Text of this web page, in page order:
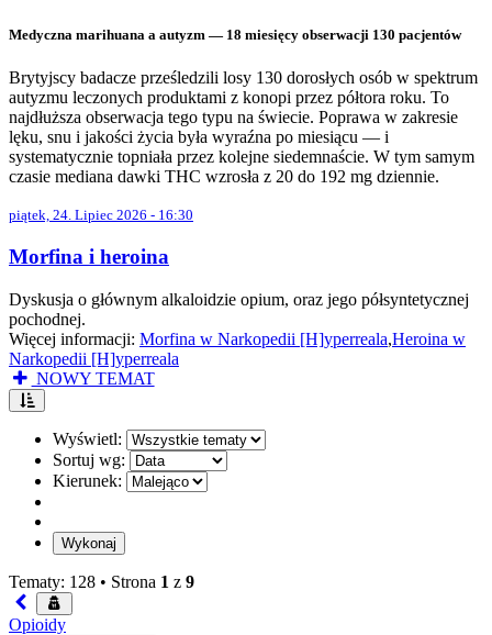
Medyczna marihuana a autyzm — 18 miesięcy obserwacji 130 pacjentów
Brytyjscy badacze prześledzili losy 130 dorosłych osób w spektrum
autyzmu leczonych produktami z konopi przez półtora roku. To
najdłuższa obserwacja tego typu na świecie. Poprawa w zakresie
lęku, snu i jakości życia była wyraźna po miesiącu — i
systematycznie topniała przez kolejne siedemnaście. W tym samym
czasie mediana dawki THC wzrosła z 20 do 192 mg dziennie.
piątek, 24. Lipiec 2026 - 16:30
Morfina i heroina
Dyskusja o głównym alkaloidzie opium, oraz jego półsyntetycznej
pochodnej.
Więcej informacji: Morfina w Narkopedii [H]yperreala,Heroina w
Narkopedii [H]yperreala
NOWY TEMAT
Wyświetl:
Sortuj wg:
Kierunek:
Tematy: 128 • Strona 1 z 9
Opioidy